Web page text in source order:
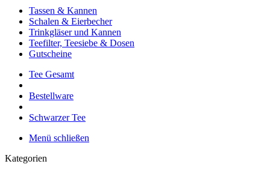
Tassen & Kannen
Schalen & Eierbecher
Trinkgläser und Kannen
Teefilter, Teesiebe & Dosen
Gutscheine
Tee Gesamt
Bestellware
Schwarzer Tee
Menü schließen
Kategorien